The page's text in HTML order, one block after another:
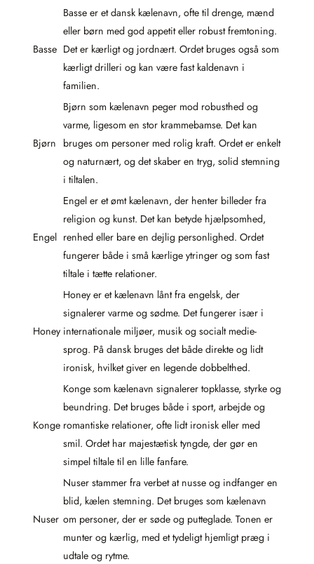
Basse
Basse er et dansk kælenavn, ofte til drenge, mænd
eller børn med god appetit eller robust fremtoning.
Det er kærligt og jordnært. Ordet bruges også som
kærligt drilleri og kan være fast kaldenavn i
familien.
Bjørn
Bjørn som kælenavn peger mod robusthed og
varme, ligesom en stor krammebamse. Det kan
bruges om personer med rolig kraft. Ordet er enkelt
og naturnært, og det skaber en tryg, solid stemning
i tiltalen.
Engel
Engel er et ømt kælenavn, der henter billeder fra
religion og kunst. Det kan betyde hjælpsomhed,
renhed eller bare en dejlig personlighed. Ordet
fungerer både i små kærlige ytringer og som fast
tiltale i tætte relationer.
Honey
Honey er et kælenavn lånt fra engelsk, der
signalerer varme og sødme. Det fungerer især i
internationale miljøer, musik og socialt medie-
sprog. På dansk bruges det både direkte og lidt
ironisk, hvilket giver en legende dobbelthed.
Konge
Konge som kælenavn signalerer topklasse, styrke og
beundring. Det bruges både i sport, arbejde og
romantiske relationer, ofte lidt ironisk eller med
smil. Ordet har majestætisk tyngde, der gør en
simpel tiltale til en lille fanfare.
Nuser
Nuser stammer fra verbet at nusse og indfanger en
blid, kælen stemning. Det bruges som kælenavn
om personer, der er søde og putteglade. Tonen er
munter og kærlig, med et tydeligt hjemligt præg i
udtale og rytme.